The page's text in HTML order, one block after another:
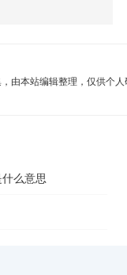
由本站编辑整理，仅供个
么意思